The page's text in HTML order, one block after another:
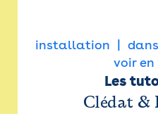
installation
voir
Les
Clédat &